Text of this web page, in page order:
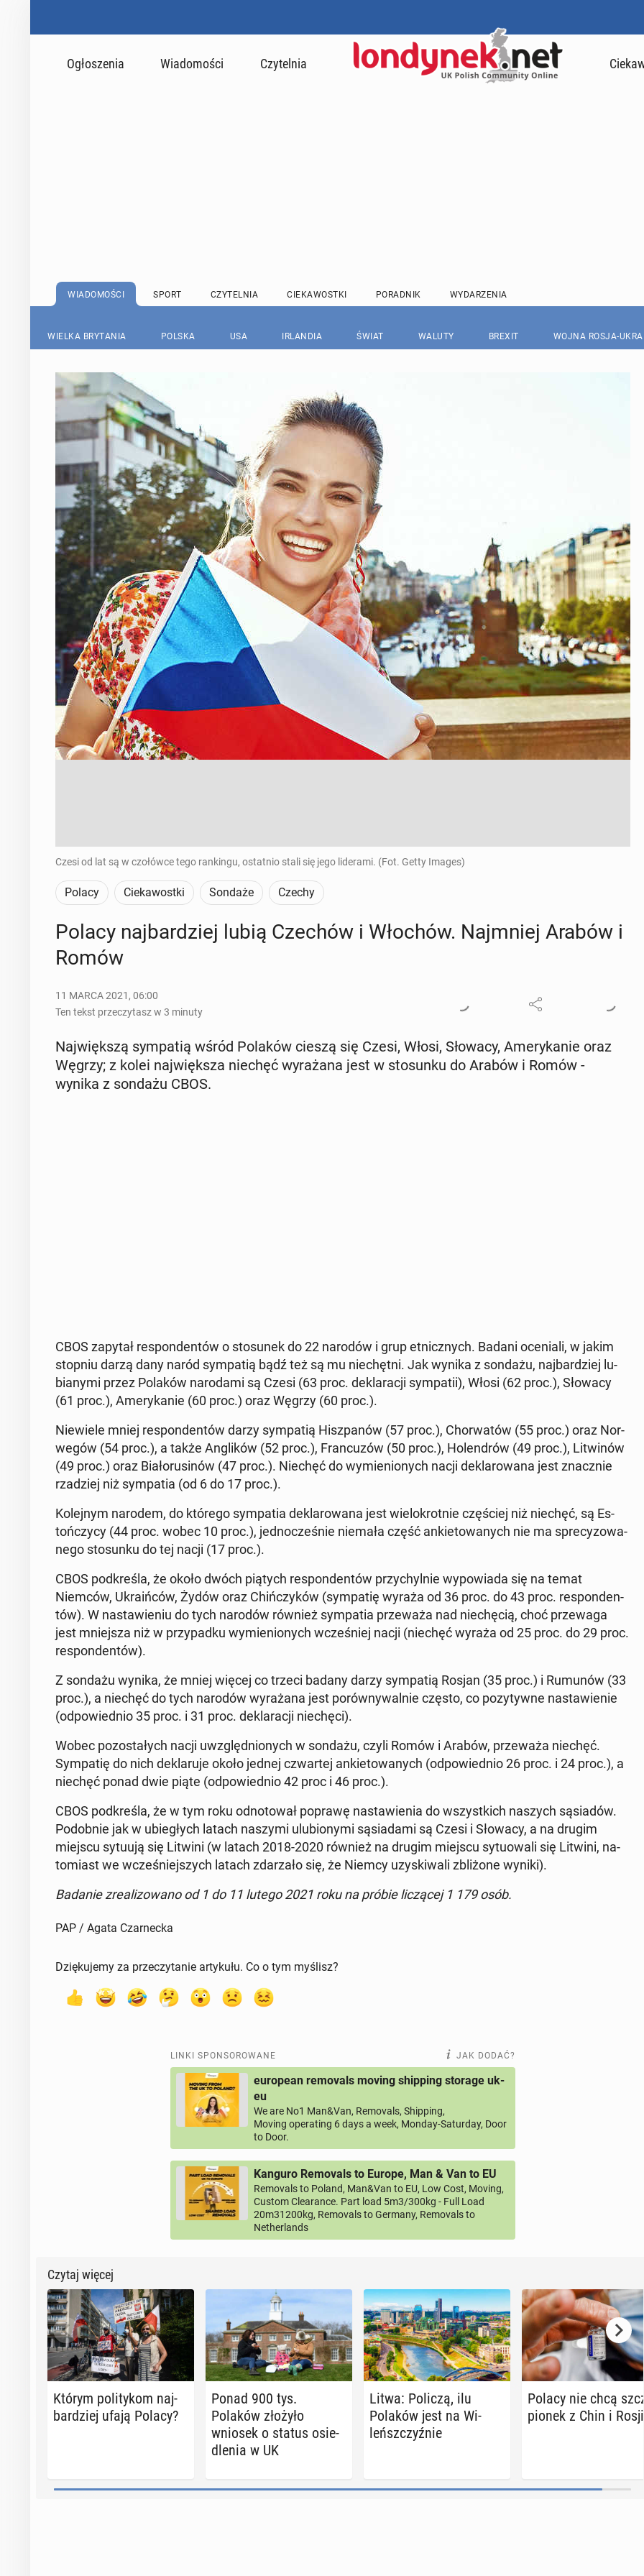
Ogłoszenia Wiadomości Czytelnia
WIADOMOŚCI SPORT CZYTELNIA CIEKAWOSTKI PORADNIK WYDARZENIA
WIELKA BRYTANIA POLSKA USA IRLANDIA ŚWIAT WALUTY BREXIT WOJNA ROSJA-
Czesi od lat są w czołówce tego rankingu, ostatnio stali się jego liderami. (Fot. Getty Images)
Polacy Ciekawostki Sondaże Czechy
Polacy naj­bar­dziej lubią Czechów i Włochów. Naj­mniej Arabów i
Romów
11 MARCA 2021, 06:00
Ten tekst przeczytasz w 3 minuty
Naj­więk­szą sym­pa­tią wśród Polaków cieszą się Czesi, Włosi, Słowacy, Ame­ry­ka­nie oraz
Węgrzy; z kolei naj­więk­sza niechęć wy­ra­ża­na jest w sto­sun­ku do Arabów i Romów -
wynika z sondażu CBOS.
CBOS zapytał re­spon­den­tów o sto­su­nek do 22 narodów i grup et­nicz­nych. Badani oce­nia­li, w jakim
stopniu darzą dany naród sym­pa­tią bądź też są mu nie­chęt­ni. Jak wynika z sondażu, naj­bar­dziej lu­
bia­ny­mi przez Polaków na­ro­da­mi są Czesi (63 proc. de­kla­ra­cji sym­pa­tii), Włosi (62 proc.), Słowacy
(61 proc.), Ame­ry­ka­nie (60 proc.) oraz Węgrzy (60 proc.).
Nie­wie­le mniej re­spon­den­tów darzy sym­pa­tią Hisz­pa­nów (57 proc.), Chor­wa­tów (55 proc.) oraz Nor­
we­gów (54 proc.), a także An­gli­ków (52 proc.), Fran­cu­zów (50 proc.), Ho­len­drów (49 proc.), Li­twi­nów
(49 proc.) oraz Bia­ło­ru­si­nów (47 proc.). Niechęć do wy­mie­nio­nych nacji de­kla­ro­wa­na jest znacz­nie
rza­dziej niż sym­pa­tia (od 6 do 17 proc.).
Ko­lej­nym narodem, do którego sym­pa­tia de­kla­ro­wa­na jest wie­lo­krot­nie czę­ściej niż niechęć, są Es­
toń­czy­cy (44 proc. wobec 10 proc.), jed­no­cze­śnie niemała część an­kie­to­wa­nych nie ma spre­cy­zo­wa­
ne­go sto­sun­ku do tej nacji (17 proc.).
CBOS pod­kre­śla, że około dwóch piątych re­spon­den­tów przy­chyl­nie wy­po­wia­da się na temat
Niemców, Ukra­iń­ców, Żydów oraz Chiń­czy­ków (sym­pa­tię wyraża od 36 proc. do 43 proc. re­spon­den­
tów). W na­sta­wie­niu do tych narodów również sym­pa­tia prze­wa­ża nad nie­chę­cią, choć prze­wa­ga
jest mniej­sza niż w przy­pad­ku wy­mie­nio­nych wcze­śniej nacji (niechęć wyraża od 25 proc. do 29 proc.
re­spon­den­tów).
Z sondażu wynika, że mniej więcej co trzeci badany darzy sym­pa­tią Rosjan (35 proc.) i Rumunów (33
proc.), a niechęć do tych narodów wy­ra­ża­na jest po­rów­ny­wal­nie często, co po­zy­tyw­ne na­sta­wie­nie
(od­po­wied­nio 35 proc. i 31 proc. de­kla­ra­cji nie­chę­ci).
Wobec po­zo­sta­łych nacji uwzględ­nio­nych w sondażu, czyli Romów i Arabów, prze­wa­ża niechęć.
Sym­pa­tię do nich de­kla­ru­je około jednej czwar­tej an­kie­to­wa­nych (od­po­wied­nio 26 proc. i 24 proc.), a
niechęć ponad dwie piąte (od­po­wied­nio 42 proc i 46 proc.).
CBOS pod­kre­śla, że w tym roku od­no­to­wał poprawę na­sta­wie­nia do wszyst­kich naszych są­sia­dów.
Po­dob­nie jak w ubie­głych latach naszymi ulu­bio­ny­mi są­sia­da­mi są Czesi i Słowacy, a na drugim
miejscu sytuują się Litwini (w latach 2018-2020 również na drugim miejscu sy­tu­owa­li się Litwini, na­
to­miast we wcze­śniej­szych latach zda­rza­ło się, że Niemcy uzy­ski­wa­li zbli­żo­ne wyniki).
Badanie zre­ali­zo­wa­no od 1 do 11 lutego 2021 roku na próbie li­czą­cej 1 179 osób.
PAP / Agata Czarnecka
Dziękujemy za przeczytanie artykułu. Co o tym myślisz?
LINKI SPONSOROWANE JAK DODAĆ?
european removals moving shipping storage uk-
eu
We are No1 Man&Van, Removals, Shipping,
Moving operating 6 days a week, Monday-Saturday, Door
to Door.
Kanguro Removals to Europe, Man & Van to EU
Removals to Poland, Man&Van to EU, Low Cost, Moving,
Custom Clearance. Part load 5m3/300kg - Full Load
20m31200kg, Removals to Germany, Removals to
Netherlands
Czytaj więcej
Którym po­li­ty­kom naj­
bar­dziej ufają Polacy?
Ponad 900 tys.
Polaków złożyło
wniosek o status osie­
dle­nia w UK
Litwa: Policzą, ilu
Polaków jest na Wi­
leńsz­czyź­nie
Polacy nie chcą
pio­nek z Chin i Rosji